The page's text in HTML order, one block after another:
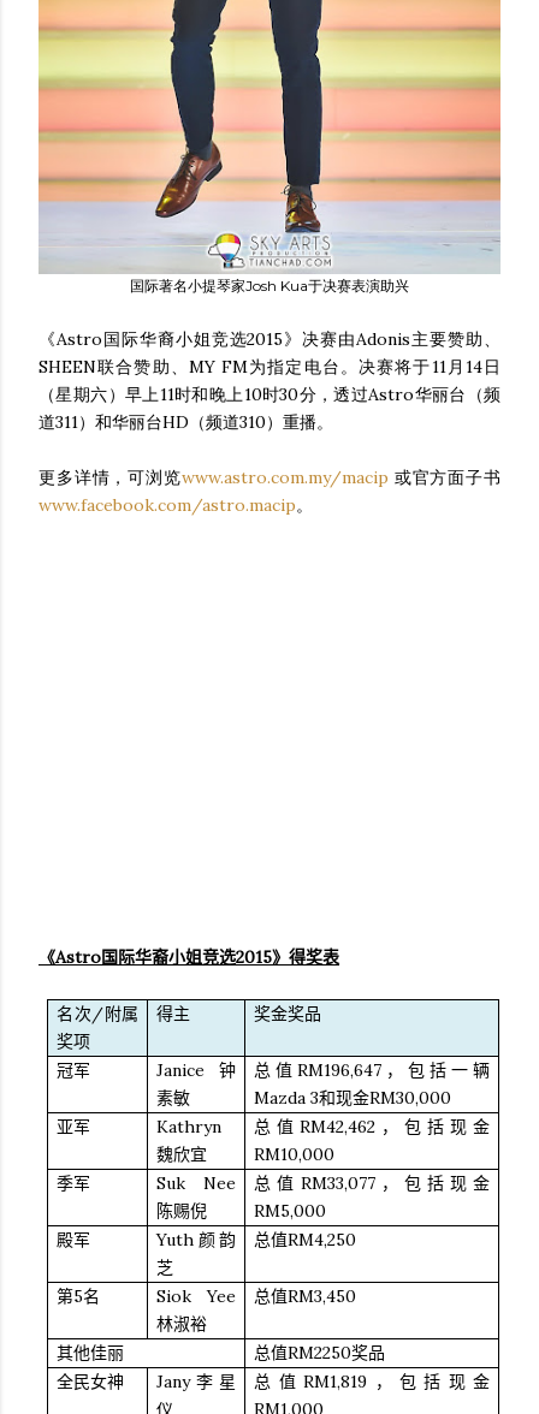
国际著名小提琴家Josh Kua于决赛表演助兴
《Astro国际华裔小姐竞选2015》决赛由Adonis主要赞助、
SHEEN联合赞助、MY FM为指定电台。决赛将于11月14日
（星期六）早上11时和晚上10时30分，透过Astro华丽台（频
道311）和华丽台HD（频道310）重播。
更多详情，可浏览www.astro.com.my/macip 或官方面子书
www.facebook.com/astro.macip。
《Astro国际华裔小姐竞选2015》得奖表
名次 / 附属
奖项
得主 奖金奖品
冠军 Janice 钟
素敏
总值RM196,647 ，包括一辆
Mazda 3和现金RM30,000
亚军 Kathryn
魏欣宜
总值RM42,462 ，包括现金
RM10,000
季军 Suk Nee
陈赐倪
总值 RM33,077，包括现金
RM5,000
殿军 Yuth 颜韵
芝
总值RM4,250
第5名 Siok Yee
林淑裕
总值RM3,450
其他佳丽 总值RM2250奖品
全民女神
Jany李星
仪
总值RM1,819 ，包括现金
RM1,000